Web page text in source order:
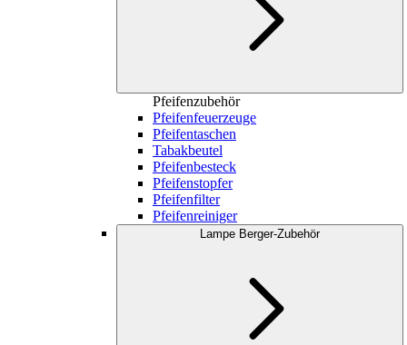
Pfeifenzubehör
Pfeifenfeuerzeuge
Pfeifentaschen
Tabakbeutel
Pfeifenbesteck
Pfeifenstopfer
Pfeifenfilter
Pfeifenreiniger
Lampe Berger-Zubehör